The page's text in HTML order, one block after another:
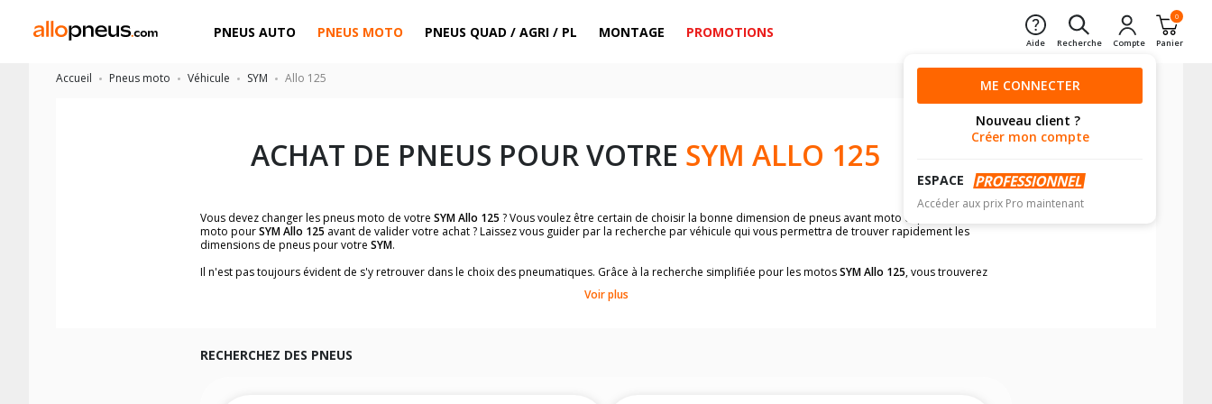
PNEUS AUTO PNEUS MOTO PNEUS QUAD / AGRI / PL MONTAGE PROMOTIONS
Aide Recherche Compte
0
Panier
ME CONNECTER
Nouveau client ?
Créer mon compte
ESPACE
Accéder aux prix Pro maintenant
Accueil Pneus moto Véhicule SYM Allo 125
ACHAT DE PNEUS POUR VOTRE SYM ALLO 125
Vous devez changer les pneus moto de votre SYM Allo 125 ? Vous voulez être certain de choisir la bonne dimension de pneus avant moto et pneus arrière
moto pourSYM Allo 125 avant de valider votre achat ? Laissez vous guider par la recherche par véhicule qui vous permettra de trouver rapidement les
dimensions de pneus pour votre SYM.
Il n'est pas toujours évident de s'y retrouver dans le choix des pneumatiques. Grâce à la recherche simplifiée pour les motosSYM Allo 125, vous trouverez
Vous ne savez pas comment trouver les dimensions de vos pneus ? Ces informations sont indiquées sur le flanc des pneumatiques, dans le carnet de bord de
facilement.
Voir plus
RECHERCHEZ DES PNEUS